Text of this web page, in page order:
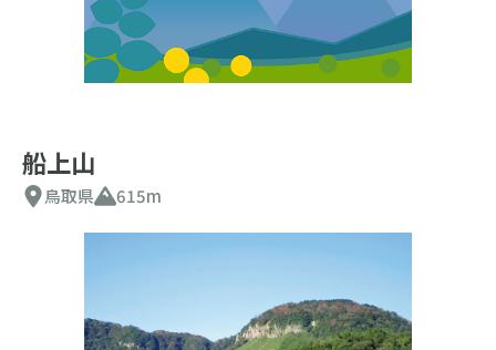
船上山
鳥取県 615m